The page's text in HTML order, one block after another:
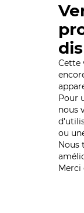
Cette
Pour
nous
ou
Nous
Merci